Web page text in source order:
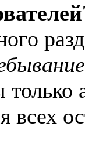
всех